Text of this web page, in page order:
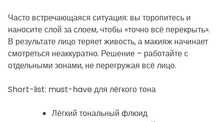
Часто встречающаяся ситуация: вы торопитесь и
наносите слой за слоем, чтобы «точно всё перекрыть».
В результате лицо теряет живость, а макияж начинает
смотреться неаккуратно. Решение – работайте с
отдельными зонами, не перегружая всё лицо.
Short-list: must-have для лёгкого тона
Лёгкий тональный флюид